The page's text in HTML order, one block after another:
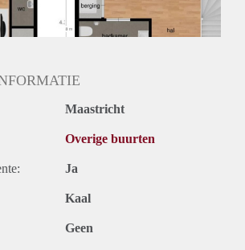
Maastricht
Overige buurten
Ja
Kaal
Geen